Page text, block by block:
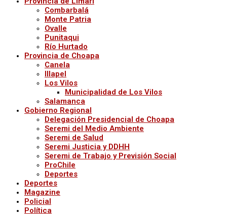
Combarbalá
Monte Patria
Ovalle
Punitaqui
Río Hurtado
Provincia de Choapa
Canela
Illapel
Los Vilos
Municipalidad de Los Vilos
Salamanca
Gobierno Regional
Delegación Presidencial de Choapa
Seremi del Medio Ambiente
Seremi de Salud
Seremi Justicia y DDHH
Seremi de Trabajo y Previsión Social
ProChile
Deportes
Deportes
Magazine
Policial
Política